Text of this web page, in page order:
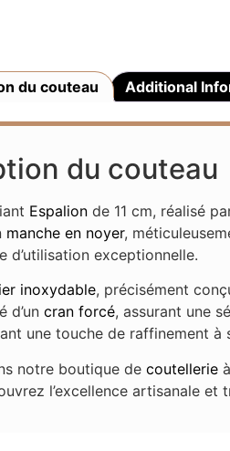
du couteau Additional
du couteau
Espalion de 11 cm, réalisé
manche en noyer,
d’utilisation exceptionnelle.
inoxydable, précisément
d’uncran forcé, assurant une
une touche de raffinement à
notre boutique decoutellerie à
l’excellence artisanale